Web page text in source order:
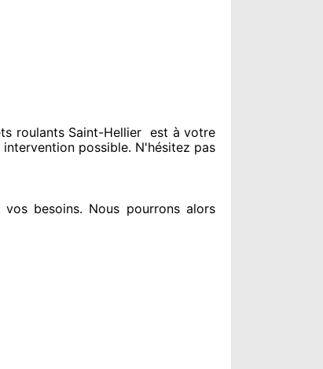
roulants Saint-Hellier est à votre
possible. N'hésitez pas
besoins. Nous pourrons alors